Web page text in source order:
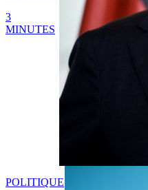
3
MINUTES
POLITIQUE